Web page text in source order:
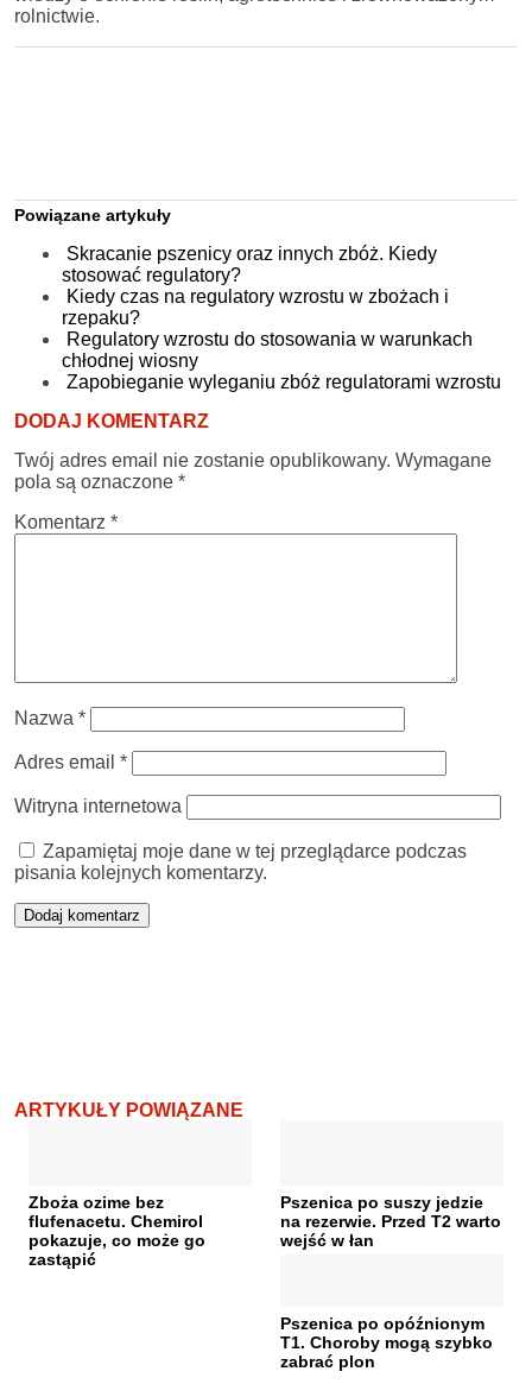
rolnictwie.
Powiązane artykuły
Skracanie pszenicy oraz innych zbóż. Kiedy
stosować regulatory?
Kiedy czas na regulatory wzrostu w zbożach i
rzepaku?
Regulatory wzrostu do stosowania w warunkach
chłodnej wiosny
Zapobieganie wyleganiu zbóż regulatorami wzrostu
DODAJ KOMENTARZ
Twój adres email nie zostanie opublikowany. Wymagane
pola są oznaczone *
Komentarz *
Nazwa *
Adres email *
Witryna internetowa
Zapamiętaj moje dane w tej przeglądarce podczas
pisania kolejnych komentarzy.
ARTYKUŁY POWIĄZANE
Zboża ozime bez
flufenacetu. Chemirol
pokazuje, co może go
zastąpić
Pszenica po suszy jedzie
na rezerwie. Przed T2 warto
wejść w łan
Pszenica po opóźnionym
T1. Choroby mogą szybko
zabrać plon